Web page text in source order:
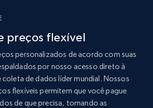
US - Discover products by
Country code, Model number,
id, Product name, Manufacturer,
preços flexível
personalizados de acordo com suas
por nosso acesso direto à
de dados líder mundial. Nossos
flexíveis permitem que você pague
de que precisa, tornando as